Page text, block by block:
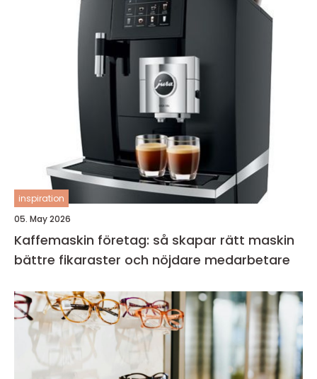
inspiration
05. May 2026
Kaffemaskin företag: så skapar rätt maskin
bättre fikaraster och nöjdare medarbetare